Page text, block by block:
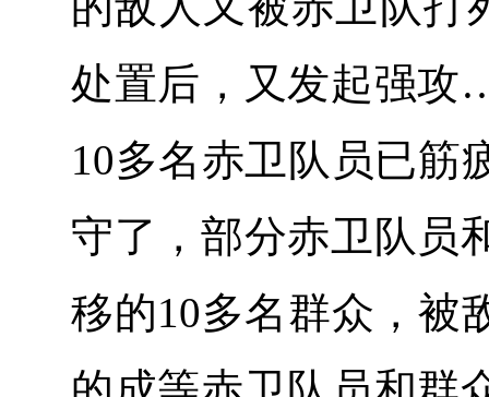
处置后，又发起强
10多名赤卫队员已筋
守了，部分赤卫队员
移的10多名群众，被